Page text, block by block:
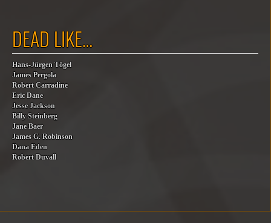
DEAD LIKE…
Hans-Jürgen Tögel
James Pergola
Robert Carradine
Eric Dane
Jesse Jackson
Billy Steinberg
Jane Baer
James G. Robinson
Dana Eden
Robert Duvall